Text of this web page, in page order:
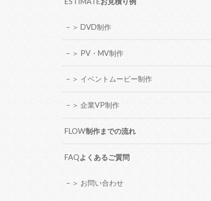
＞ DVD制作
＞ PV・MV制作
＞ イベントムービー制作
＞ 企業VP制作
FLOW制作までの流れ
FAQよくあるご質問
＞ お問い合わせ